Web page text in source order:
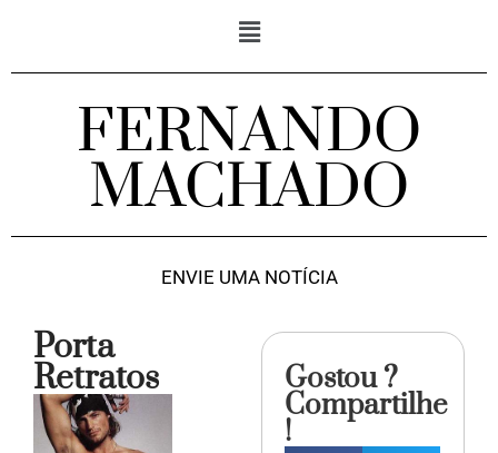
FERNANDO
MACHADO
ENVIE UMA NOTÍCIA
Porta
Retratos Gostou ?
Compartilhe
!